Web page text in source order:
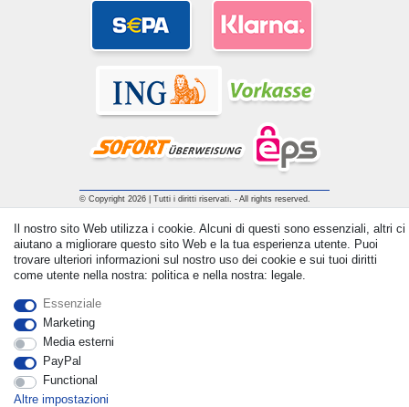
© Copyright 2026 | Tutti i diritti riservati. - All rights reserved.
Applies to deliveries to the UK!
Il nostro sito Web utilizza i cookie. Alcuni di questi sono essenziali, altri ci
aiutano a migliorare questo sito Web e la tua esperienza utente. Puoi
trovare ulteriori informazioni sul nostro uso dei cookie e sui tuoi diritti
come utente nella nostra: politica e nella nostra: legale.
Essenziale
Marketing
Media esterni
PayPal
Functional
Altre impostazioni
Withdraw from contract here Contatto